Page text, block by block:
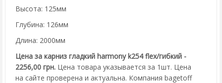
Высота: 125мм
Глубина: 126мм
Длина: 2000мм
Цена за карниз гладкий harmony k254 flex/гибкий -
2256,00 грн. Цена товара указывается за 1шт. Цена
на сайте проверена и актуальна. Компания bagetoff